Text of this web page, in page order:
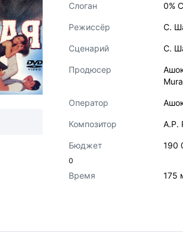
Слоган 0%
Режиссёр С.
Сценарий С.
Продюсер
Оператор
Композитор А.Р.
Бюджет 190
0
Время 175